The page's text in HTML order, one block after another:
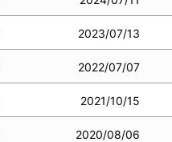
2023/07/13
2022/07/07
2021/10/15
2020/08/06